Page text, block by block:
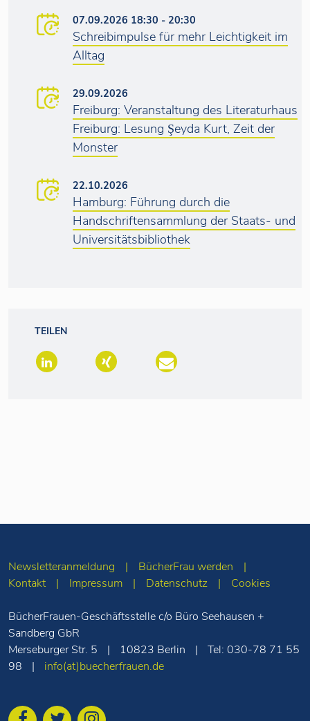
07.09.2026 18:30 - 20:30
Schreibimpulse für mehr Leichtigkeit im
Alltag
29.09.2026
Freiburg: Veranstaltung des Literaturhaus
Freiburg: Lesung Şeyda Kurt, Zeit der
Monster
22.10.2026
Hamburg: Führung durch die
Handschriftensammlung der Staats- und
Universitätsbibliothek
TEILEN
Newsletteranmeldung
BücherFrau werden
Kontakt
Impressum Datenschutz Cookies
BücherFrauen-Geschäftsstelle c/o Büro Seehausen +
Sandberg GbR
Merseburger Str. 5
10823 Berlin
Tel: 030-78 71 55
98
info(at)buecherfrauen.de